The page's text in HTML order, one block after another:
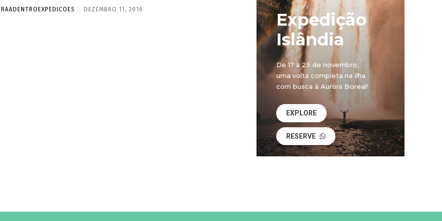
- DEZEMBRO 11, 2016
Expedição
Islândia
De 17 a 25 de novembro,
uma volta completa na ilha
com busca à Aurora Boreal!
EXPLORE
RESERVE